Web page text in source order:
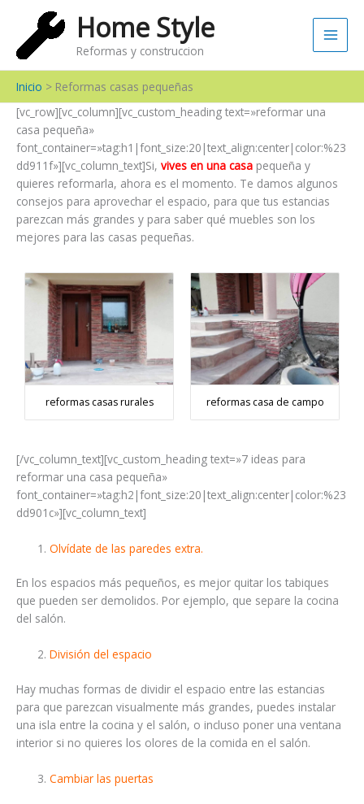
contenido
Home Style
Reformas y construccion
Main
Inicio
Reformas casas pequeñas
[vc_row][vc_column][vc_custom_heading text=»reformar una
casa pequeña»
font_container=»tag:h1|font_size:20|text_align:center|color:%23
dd911f»][vc_column_text]Si, vives en una casa pequeña y
quieres reformarla, ahora es el momento. Te damos algunos
consejos para aprovechar el espacio, para que tus estancias
parezcan más grandes y para saber qué muebles son los
mejores para las casas pequeñas.
reformas casas rurales reformas casa de campo
[/vc_column_text][vc_custom_heading text=»7 ideas para
reformar una casa pequeña»
font_container=»tag:h2|font_size:20|text_align:center|color:%23
dd901c»][vc_column_text]
Olvídate de las paredes extra.
En los espacios más pequeños, es mejor quitar los tabiques
que pueden ser demolidos. Por ejemplo, que separe la cocina
del salón.
División del espacio
Hay muchas formas de dividir el espacio entre las estancias
para que parezcan visualmente más grandes, puedes instalar
una isla entre la cocina y el salón, o incluso poner una ventana
interior si no quieres los olores de la comida en el salón.
Cambiar las puertas